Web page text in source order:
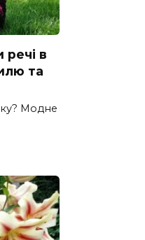
речі в
та
Модне